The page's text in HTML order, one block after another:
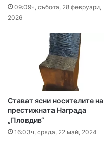
09:09ч, събота, 28 февруари,
2026
Стават ясни носителите на
престижната Награда
„Пловдив“
16:03ч, сряда, 22 май, 2024